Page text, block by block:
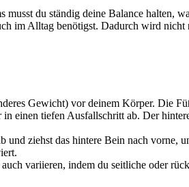
du ständig deine Balance halten,
im Alltag benötigst. Dadurch wird
Gewicht) vor deinem Körper. Die
einen tiefen Ausfallschritt ab. Der
ziehst das hintere Bein nach vorne,
variieren, indem du seitliche oder